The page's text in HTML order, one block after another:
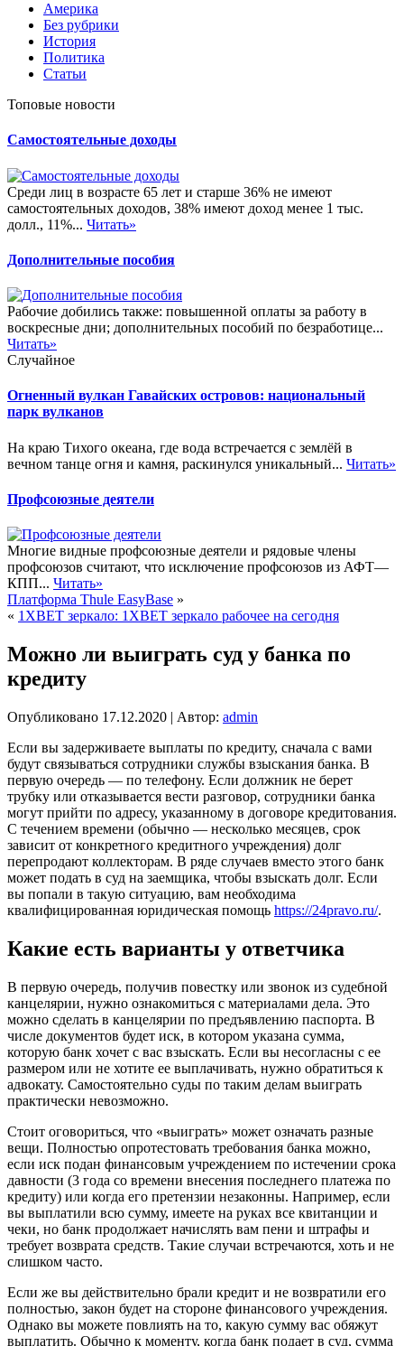
Америка
Без рубрики
История
Политика
Статьи
Топовые новости
Самостоятельные доходы
Среди лиц в возрасте 65 лет и старше 36% не имеют
самостоятельных доходов, 38% имеют доход менее 1 тыс.
долл., 11%... Читать»
Дополнительные пособия
Рабочие добились также: повышенной оплаты за работу в
воскресные дни; дополнительных пособий по безработице...
Читать»
Случайное
Огненный вулкан Гавайских островов: национальный
парк вулканов
На краю Тихого океана, где вода встречается с землёй в
вечном танце огня и камня, раскинулся уникальный... Читать»
Профсоюзные деятели
Многие видные профсоюзные деятели и рядовые члены
профсоюзов считают, что исключение профсоюзов из АФТ—
КПП... Читать»
Платформа Thule EasyBase »
« 1XBET зеркало: 1XBET зеркало рабочее на сегодня
Можно ли выиграть суд у банка по
кредиту
Опубликовано 17.12.2020 | Автор: admin
Если вы задерживаете выплаты по кредиту, сначала с вами
будут связываться сотрудники службы взыскания банка. В
первую очередь — по телефону. Если должник не берет
трубку или отказывается вести разговор, сотрудники банка
могут прийти по адресу, указанному в договоре кредитования.
С течением времени (обычно — несколько месяцев, срок
зависит от конкретного кредитного учреждения) долг
перепродают коллекторам. В ряде случаев вместо этого банк
может подать в суд на заемщика, чтобы взыскать долг. Если
вы попали в такую ситуацию, вам необходима
квалифицированная юридическая помощь https://24pravo.ru/.
Какие есть варианты у ответчика
В первую очередь, получив повестку или звонок из судебной
канцелярии, нужно ознакомиться с материалами дела. Это
можно сделать в канцелярии по предъявлению паспорта. В
числе документов будет иск, в котором указана сумма,
которую банк хочет с вас взыскать. Если вы несогласны с ее
размером или не хотите ее выплачивать, нужно обратиться к
адвокату. Самостоятельно суды по таким делам выиграть
практически невозможно.
Стоит оговориться, что «выиграть» может означать разные
вещи. Полностью опротестовать требования банка можно,
если иск подан финансовым учреждением по истечении срока
давности (3 года со времени внесения последнего платежа по
кредиту) или когда его претензии незаконны. Например, если
вы выплатили всю сумму, имеете на руках все квитанции и
чеки, но банк продолжает начислять вам пени и штрафы и
требует возврата средств. Такие случаи встречаются, хоть и не
слишком часто.
Если же вы действительно брали кредит и не возвратили его
полностью, закон будет на стороне финансового учреждения.
Однако вы можете повлиять на то, какую сумму вас обяжут
выплатить. Обычно к моменту, когда банк подает в суд, сумма